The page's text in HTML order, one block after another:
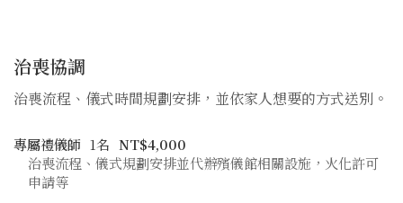
治喪協調
治喪流程、儀式時間規劃安排，並依家人想要的方式送別。
專屬禮儀師 1名 NT$4,000
治喪流程、儀式規劃安排並代辦殯儀館相關設施，火化許可
申請等